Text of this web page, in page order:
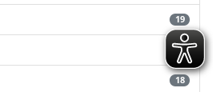
19
11
18